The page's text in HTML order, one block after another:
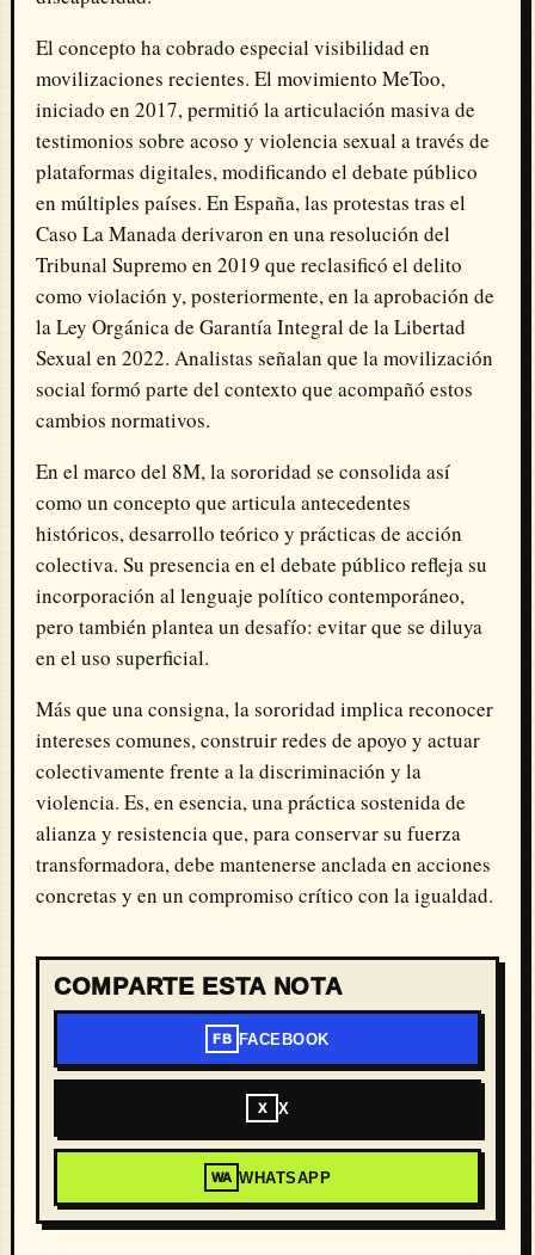
El concepto ha cobrado especial visibilidad en
movilizaciones recientes. El movimiento MeToo,
iniciado en 2017, permitió la articulación masiva de
testimonios sobre acoso y violencia sexual a través de
plataformas digitales, modificando el debate público
en múltiples países. En España, las protestas tras el
Caso La Manada derivaron en una resolución del
Tribunal Supremo en 2019 que reclasificó el delito
como violación y, posteriormente, en la aprobación de
laLey Orgánica de Garantía Integral de la Libertad
Sexual en 2022. Analistas señalan que la movilización
social formó parte del contexto que acompañó estos
cambios normativos.
En el marco del 8M, la sororidad se consolida así
como un concepto que articula antecedentes
históricos, desarrollo teórico y prácticas de acción
colectiva. Su presencia en el debate público refleja su
incorporación al lenguaje político contemporáneo,
pero también plantea un desafío: evitar que se diluya
en el uso superficial.
Más que una consigna, la sororidad implica reconocer
intereses comunes, construir redes de apoyo y actuar
colectivamente frente a la discriminación y la
violencia. Es, en esencia, una práctica sostenida de
alianza y resistencia que, para conservar su fuerza
transformadora, debe mantenerse anclada en acciones
concretas y en un compromiso crítico con la igualdad.
COMPARTE ESTA NOTA
FB FACEBOOK
X X
WA WHATSAPP